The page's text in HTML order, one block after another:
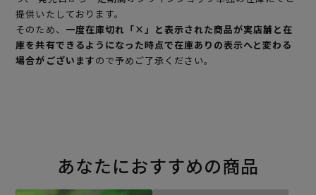
提供いたしております。
そのため、 一度在庫切れ「×」と表示された商品が実店舗と在
庫を共有できるようになった時点で在庫ありの表示へと変わる
場合がございますので予めご了承ください。
あなたにおすすめの商品